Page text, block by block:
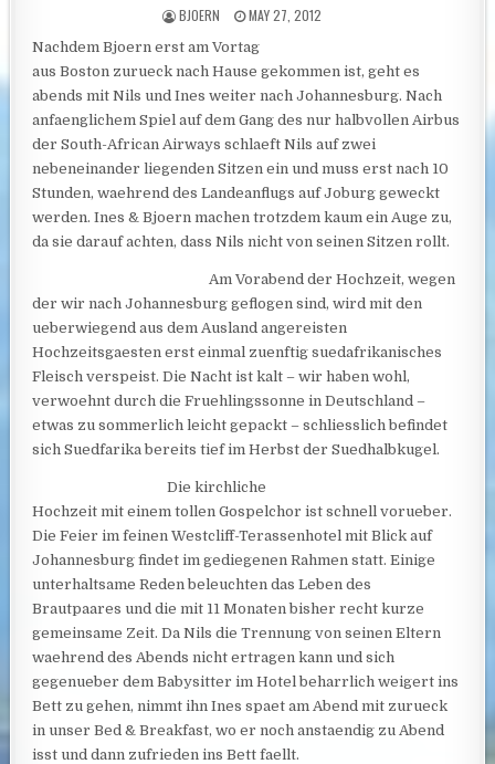
AUTHOR:
BJOERN PUBLISHED DATE:
MAY 27, 2012
Nachdem Bjoern erst am Vortag
aus Boston zurueck nach Hause gekommen ist, geht es
abends mit Nils und Ines weiter nach Johannesburg. Nach
anfaenglichem Spiel auf dem Gang des nur halbvollen Airbus
der South-African Airways schlaeft Nils auf zwei
nebeneinander liegenden Sitzen ein und muss erst nach 10
Stunden, waehrend des Landeanflugs auf Joburg geweckt
werden. Ines & Bjoern machen trotzdem kaum ein Auge zu,
da sie darauf achten, dass Nils nicht von seinen Sitzen rollt.
Am Vorabend der Hochzeit, wegen
der wir nach Johannesburg geflogen sind, wird mit den
ueberwiegend aus dem Ausland angereisten
Hochzeitsgaesten erst einmal zuenftig suedafrikanisches
Fleisch verspeist. Die Nacht ist kalt – wir haben wohl,
verwoehnt durch die Fruehlingssonne in Deutschland –
etwas zu sommerlich leicht gepackt – schliesslich befindet
sich Suedfarika bereits tief im Herbst der Suedhalbkugel.
Die kirchliche
Hochzeit mit einem tollen Gospelchor ist schnell vorueber.
Die Feier im feinen Westcliff-Terassenhotel mit Blick auf
Johannesburg findet im gediegenen Rahmen statt. Einige
unterhaltsame Reden beleuchten das Leben des
Brautpaares und die mit 11 Monaten bisher recht kurze
gemeinsame Zeit. Da Nils die Trennung von seinen Eltern
waehrend des Abends nicht ertragen kann und sich
gegenueber dem Babysitter im Hotel beharrlich weigert ins
Bett zu gehen, nimmt ihn Ines spaet am Abend mit zurueck
in unser Bed & Breakfast, wo er noch anstaendig zu Abend
isst und dann zufrieden ins Bett faellt.